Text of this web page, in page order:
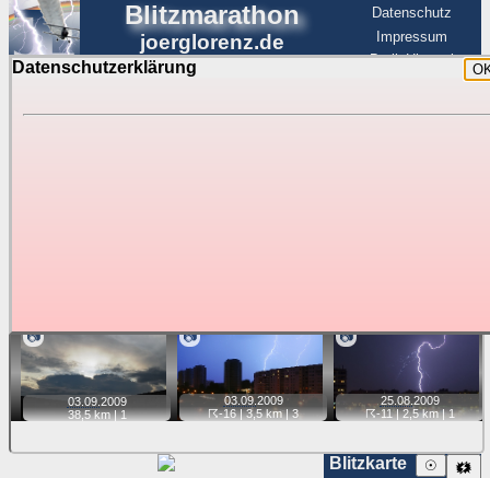
Datenschutzerklärung
Blitzmarathon
joerglorenz.de
Datenschutz
Impressum
BerlinHimmel
Blitzmarathon
Luftfahrt
📷
03.09. 2009
38,5 km |1
📷
03.09. 2009
☈-16| 3,5 km |3
📷
25.08. 2009
☈-11| 2,5 km |1
Blitzkarte 🗱
☉